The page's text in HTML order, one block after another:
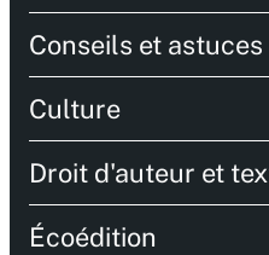
Conseils et astuces
Culture
Droit d'auteur et
Écoédition